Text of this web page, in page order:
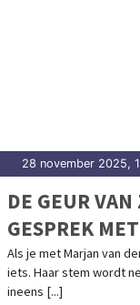
28 november 2025,
DE GEUR
GESPREK
OVER RADIO
JEUGD
Als je met Marjan van
iets. Haar stem wordt
ineens [...]